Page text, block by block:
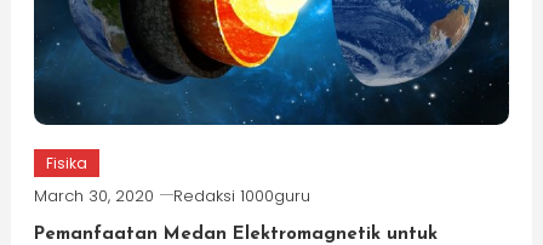
Fisika
March 30, 2020 Redaksi 1000guru
Pemanfaatan Medan Elektromagnetik untuk